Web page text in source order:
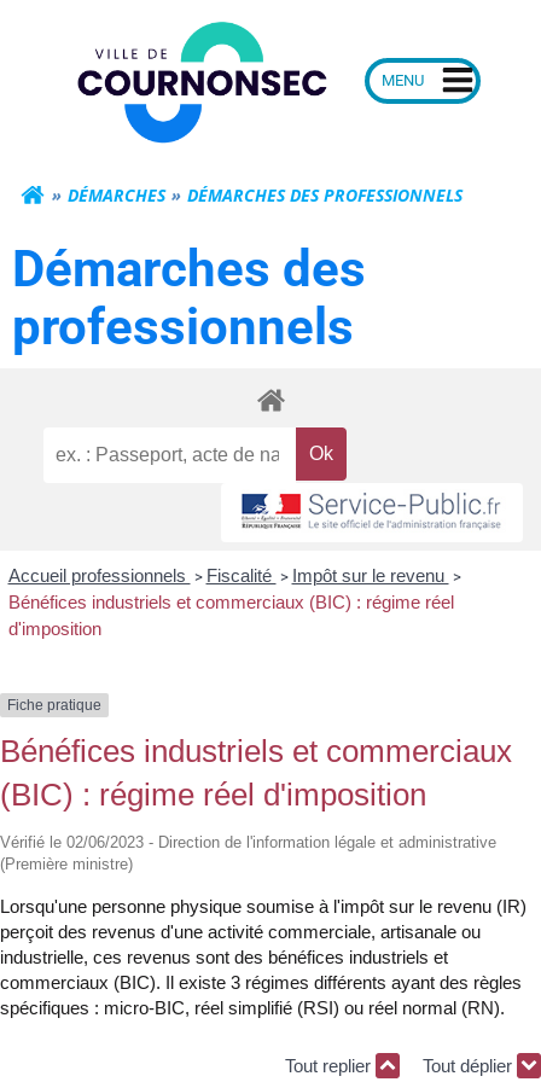
Mairie de
DÉMARCHES DÉMARCHES DES PROFESSIONNELS
Démarches des
professionnels
Accueil professionnels > Fiscalité > Impôt sur le revenu >
Bénéfices industriels et commerciaux (BIC) : régime réel
d'imposition
Fiche pratique
Bénéfices industriels et commerciaux
(BIC) : régime réel d'imposition
Vérifié le 02/06/2023 - Direction de l'information légale et administrative
(Première ministre)
Lorsqu'une personne physique soumise à l'impôt sur le revenu (IR)
perçoit des revenus d'une activité commerciale, artisanale ou
industrielle, ces revenus sont des bénéfices industriels et
commerciaux (BIC). Il existe 3 régimes différents ayant des règles
spécifiques : micro-BIC, réel simplifié (RSI) ou réel normal (RN).
Tout replier Tout déplier